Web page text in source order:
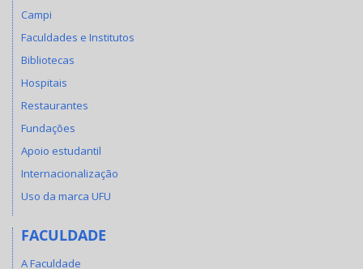
Campi
Faculdades e Institutos
Bibliotecas
Hospitais
Restaurantes
Fundações
Apoio estudantil
Internacionalização
Uso da marca UFU
FACULDADE
A Faculdade